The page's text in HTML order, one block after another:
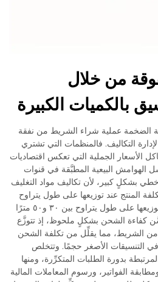
من خلال
بالكميات الكبيرة
الضخمة عملية شراء الشريط من نفقة
التكاليف. فالمنظمات التي تشتري
الأسعار الجملية التي تعكس اقتصاديات
الهوامش البيعية المطبَّقة في قنوات
بشكلٍ كبير، لأن تكاليف مواد التغليف
المنتج عند توزيعها على طول يتراوح
بين ٥٠٠ و١٠٠٠ متر، مقارنةً بتوزيعها على طول يتراوح بين ٣٠ و٥٠ مترًا
كفاءة الشحن بشكلٍ ملحوظ، إذ تتوزَّع
من الشريط، مما يقلِّل من تكلفة الشحن
التنسيقات الأصغر حجمًا. وتتخلص
بدورة الطلبات المتكرِّرة، ومنها
الفواتير، ورسوم المعاملات المالية